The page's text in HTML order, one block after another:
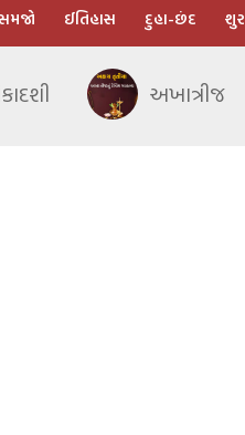
ઈતિહાસ દુહા-છંદ
અખાત્રીજ